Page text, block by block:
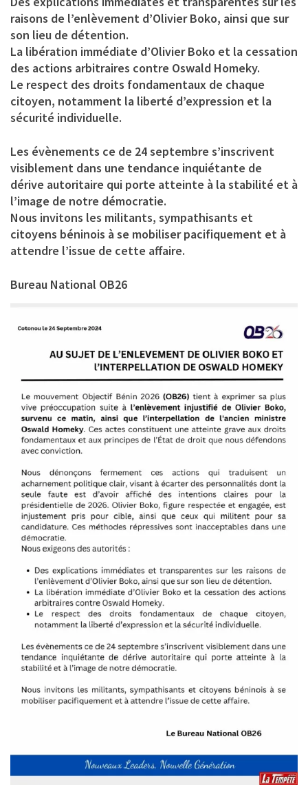
raisons de l’enlèvement d’Olivier Boko, ainsi que sur
son lieu de détention.
La libération immédiate d’Olivier Boko et la cessation
des actions arbitraires contre Oswald Homeky.
Le respect des droits fondamentaux de chaque
citoyen, notamment la liberté d’expression et la
sécurité individuelle.
Les évènements ce de 24 septembre s’inscrivent
visiblement dans une tendance inquiétante de
dérive autoritaire qui porte atteinte à la stabilité et à
l’image de notre démocratie.
Nous invitons les militants, sympathisants et
citoyens béninois à se mobiliser pacifiquement et à
attendre l’issue de cette affaire.
Bureau National OB26